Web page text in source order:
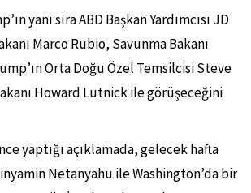
yanı sıra ABD Başkan Yardımcısı JD
Marco Rubio, Savunma Bakanı
Orta Doğu Özel Temsilcisi Steve
Howard Lutnick ile görüşeceğini
yaptığı açıklamada, gelecek hafta
Netanyahu ile Washington’da bir